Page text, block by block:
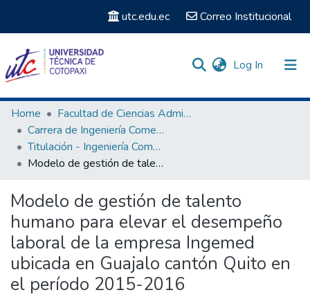
utc.edu.ec Correo Institucional
Log In (current)
Communities & Collections
Search
Statistics
Home
Facultad de Ciencias Administrativas y Humanísticas
Carrera de Ingeniería Comercial
Titulación - Ingeniería Comercial
Modelo de gestión de talento humano para elevar el desempeño laboral de la empresa Ingemed ubicada en Guajalo cantón Quito en el período 2015-2016
Modelo de gestión de talento
humano para elevar el desempeño
laboral de la empresa Ingemed
ubicada en Guajalo cantón Quito en
el período 2015-2016